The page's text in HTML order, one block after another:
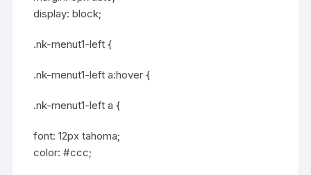
display: block;
.nk-menut1-left {
.nk-menut1-left a:hover {
.nk-menut1-left a {
font: 12px tahoma;
color: #ccc;